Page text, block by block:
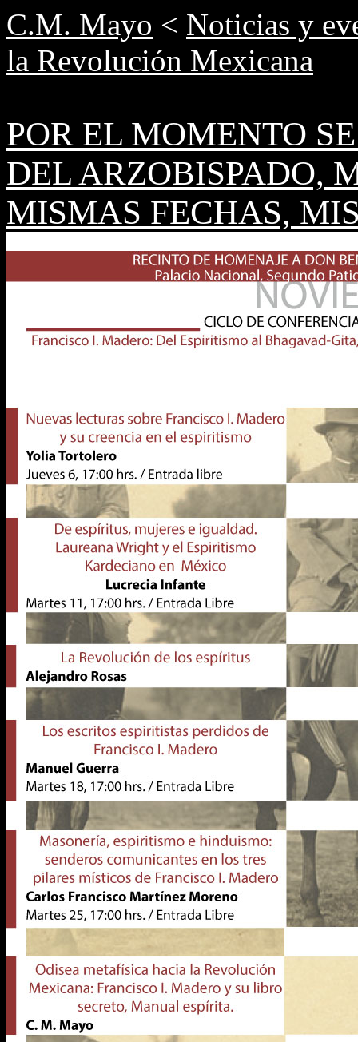
C.M. Mayo < Noticias y
la Revolución Mexicana
POR EL MOMENTO
DEL ARZOBISPADO,
MISMAS FECHAS,